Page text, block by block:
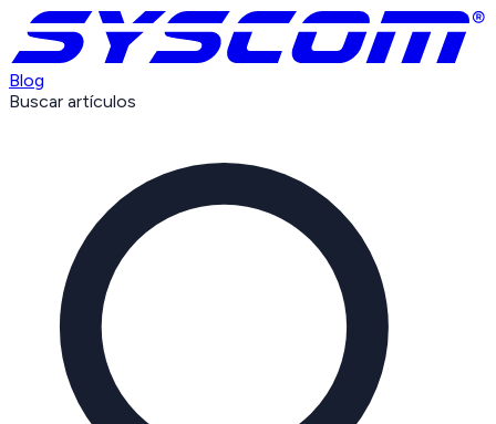
Blog
Buscar artículos